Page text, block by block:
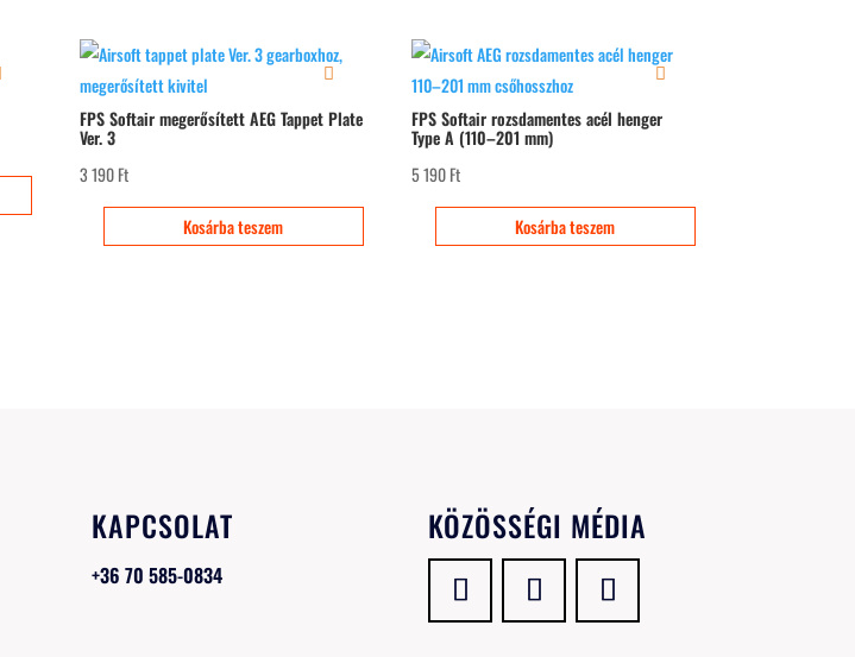
FPS Softair megerősített AEG Tappet Plate
Ver. 3
3 190Ft
Kosárba teszem
FPS Softair rozsdamentes acél henger
Type A (110–201 mm)
5 190Ft
Kosárba teszem
KAPCSOLAT
+36 70 585-0834
KÖZÖSSÉGI MÉDIA